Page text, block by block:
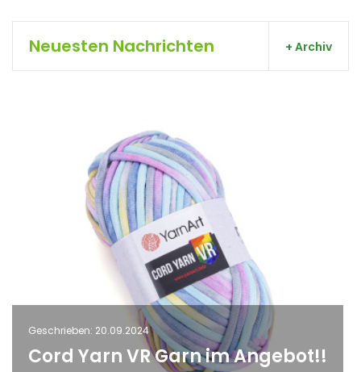
Neuesten Nachrichten + Archiv
Geschrieben: 20.09.2024
Cord Yarn VR Garn im Angebot!!